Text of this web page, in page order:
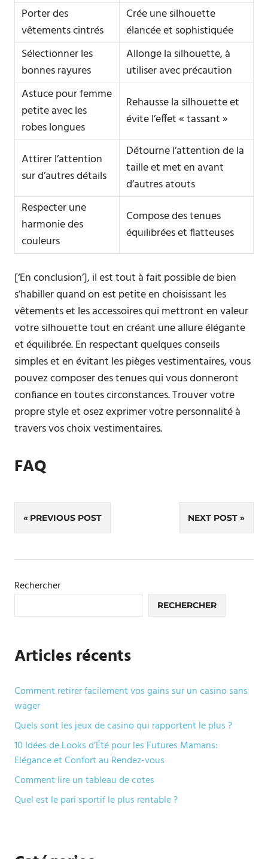
Porter des
vêtements cintrés
Crée une silhouette
élancée et sophistiquée
Sélectionner les
bonnes rayures
Allonge la silhouette, à
utiliser avec précaution
Astuce pour femme
petite avec les
robes longues
Rehausse la silhouette et
évite l’effet « tassant »
Attirer l’attention
sur d’autres détails
Détourne l’attention de la
taille et met en avant
d’autres atouts
Respecter une
harmonie des
couleurs
Compose des tenues
équilibrées et flatteuses
[‘En conclusion’], il est tout à fait possible de bien
s’habiller quand on est petite en choisissant les
vêtements et les accessoires qui mettront en valeur
votre silhouette tout en créant une allure élégante
et équilibrée. En respectant quelques conseils
simples et en évitant les pièges vestimentaires, vous
pouvez composer des tenues qui vous donneront
confiance en toutes circonstances. Trouver votre
propre style et osez exprimer votre personnalité à
travers vos choix vestimentaires.
FAQ
Navigation
de
l’article
PREVIOUS POST NEXT POST
Rechercher
RECHERCHER
Articles récents
Comment retirer facilement vos gains sur un casino sans
wager
Quels sont les jeux de casino qui rapportent le plus ?
10 Idées de Looks d’Été pour les Futures Mamans:
Elégance et Confort au Rendez-vous
Comment lire un tableau de cotes
Quel est le pari sportif le plus rentable ?